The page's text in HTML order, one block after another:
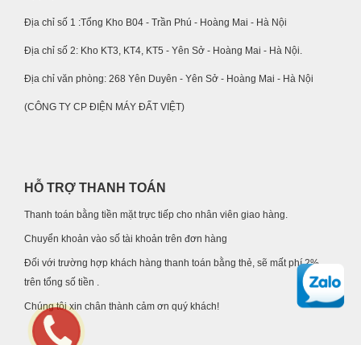
Địa chỉ số 1 :Tổng Kho B04 - Trần Phú - Hoàng Mai - Hà Nội
Địa chỉ số 2: Kho KT3, KT4, KT5 - Yên Sở - Hoàng Mai - Hà Nội.
Địa chỉ văn phòng: 268 Yên Duyên - Yên Sở - Hoàng Mai - Hà Nội
(CÔNG TY CP ĐIỆN MÁY ĐẤT VIỆT)
HỖ TRỢ THANH TOÁN
Thanh toán bằng tiền mặt trực tiếp cho nhân viên giao hàng.
Chuyển khoản vào số tài khoản trên đơn hàng
Đối với trường hợp khách hàng thanh toán bằng thẻ, sẽ mất phí 2%
trên tổng số tiền .
Chúng tôi xin chân thành cảm ơn quý khách!